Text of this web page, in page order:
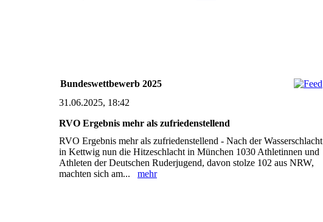
Bundeswettbewerb 2025
31.06.2025, 18:42
RVO Ergebnis mehr als zufriedenstellend
RVO Ergebnis mehr als zufriedenstellend - Nach der Wasserschlacht
in Kettwig nun die Hitzeschlacht in München 1030 Athletinnen und
Athleten der Deutschen Ruderjugend, davon stolze 102 aus NRW,
machten sich am... mehr